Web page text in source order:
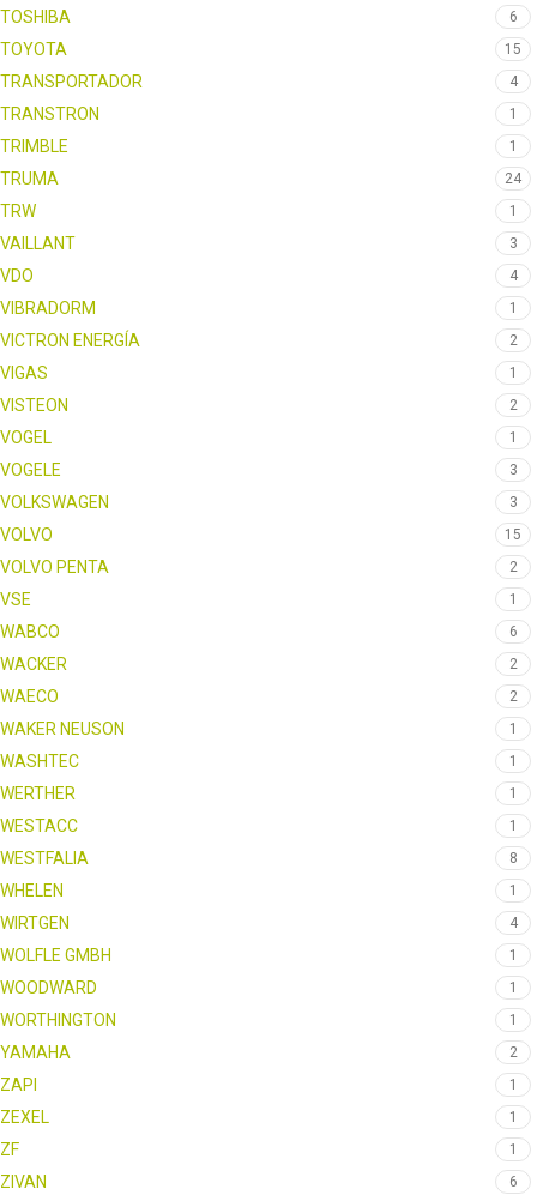
TOSHIBA 6
TOYOTA 15
TRANSPORTADOR 4
TRANSTRON 1
TRIMBLE 1
TRUMA 24
TRW 1
VAILLANT 3
VDO 4
VIBRADORM 1
VICTRON ENERGÍA 2
VIGAS 1
VISTEON 2
VOGEL 1
VOGELE 3
VOLKSWAGEN 3
VOLVO 15
VOLVO PENTA 2
VSE 1
WABCO 6
WACKER 2
WAECO 2
WAKER NEUSON 1
WASHTEC 1
WERTHER 1
WESTACC 1
WESTFALIA 8
WHELEN 1
WIRTGEN 4
WOLFLE GMBH 1
WOODWARD 1
WORTHINGTON 1
YAMAHA 2
ZAPI 1
ZEXEL 1
ZF 1
ZIVAN 6